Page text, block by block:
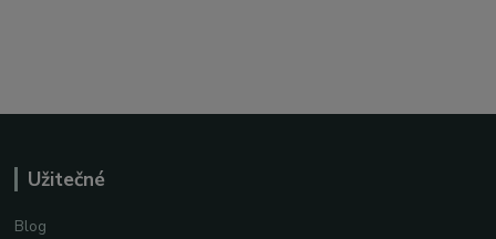
Užitečné
Blog